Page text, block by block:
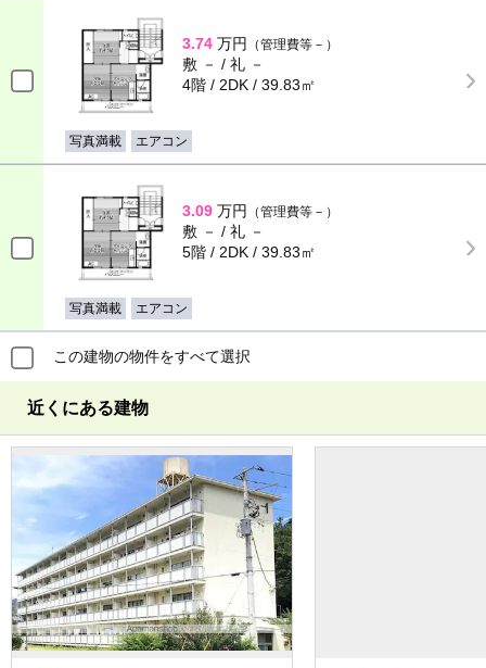
3.74 万円 （管理費等－）
敷 － / 礼 －
4階 / 2DK / 39.83㎡
写真満載 エアコン
3.09 万円 （管理費等－）
敷 － / 礼 －
5階 / 2DK / 39.83㎡
写真満載 エアコン
この建物の物件をすべて選択
近くにある建物